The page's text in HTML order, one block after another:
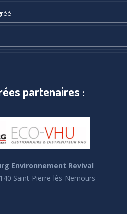
partenaires :
Environnement Revival
Saint-Pierre-lès-Nemours